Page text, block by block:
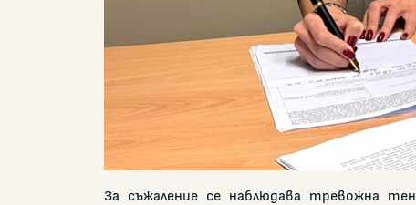
За съжаление се наблюдава тревожна